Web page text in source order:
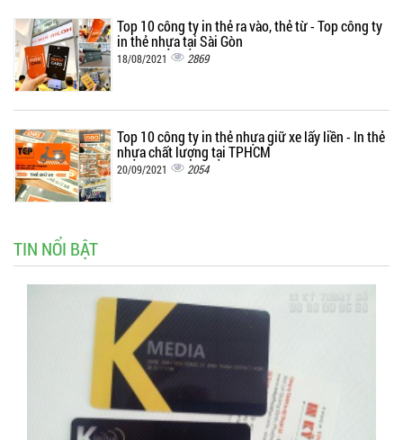
Top 10 công ty in thẻ ra vào, thẻ từ - Top công ty
in thẻ nhựa tại Sài Gòn
18/08/2021 2869
Top 10 công ty in thẻ nhựa giữ xe lấy liền - In thẻ
nhựa chất lượng tại TPHCM
20/09/2021 2054
TIN NỔI BẬT